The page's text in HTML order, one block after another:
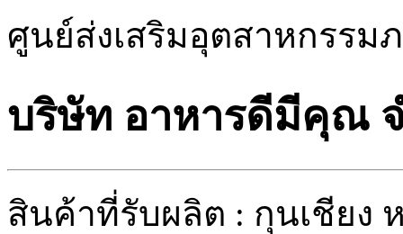
ศูนย์ส่งเสริมอุตสาหกรรม
บริษัท อาหารดีมีคุณ จ
สินค้าที่รับผลิต : กุนเชียง